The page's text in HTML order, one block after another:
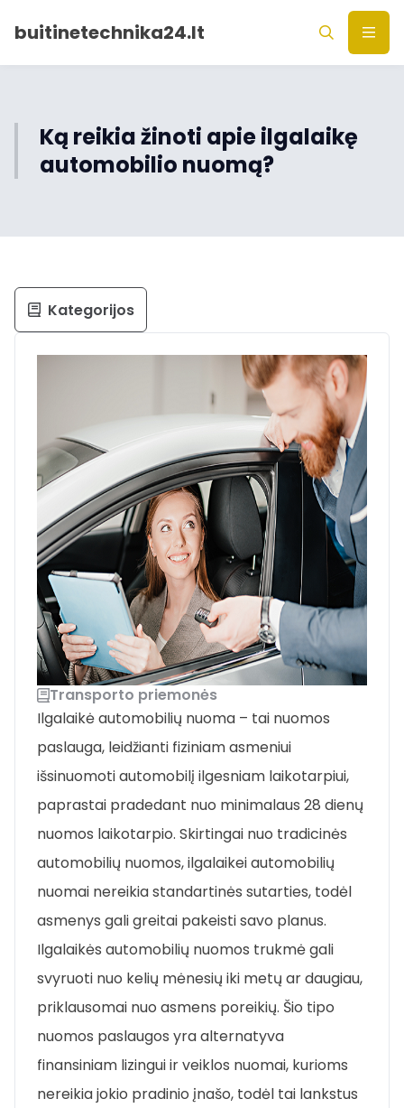
buitinetechnika24.lt
Ką reikia žinoti apie ilgalaikę
automobilio nuomą?
Transporto priemonės
Ilgalaikė automobilių nuoma – tai nuomos
paslauga, leidžianti fiziniam asmeniui
išsinuomoti automobilį ilgesniam laikotarpiui,
paprastai pradedant nuo minimalaus 28 dienų
nuomos laikotarpio. Skirtingai nuo tradicinės
automobilių nuomos, ilgalaikei automobilių
nuomai nereikia standartinės sutarties, todėl
asmenys gali greitai pakeisti savo planus.
Ilgalaikės automobilių nuomos trukmė gali
svyruoti nuo kelių mėnesių iki metų ar daugiau,
priklausomai nuo asmens poreikių. Šio tipo
nuomos paslaugos yra alternatyva
finansiniam lizingui ir veiklos nuomai, kurioms
nereikia jokio pradinio įnašo, todėl tai lankstus
Kategorijos